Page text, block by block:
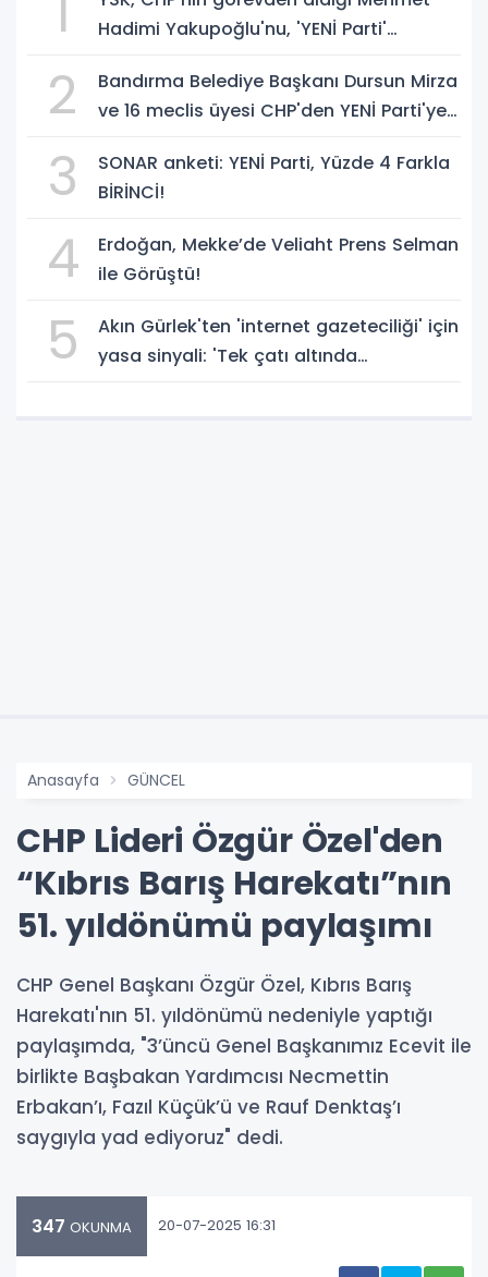
Hadimi Yakupoğlu'nu, 'YENİ Parti'
2
Bandırma Belediye Başkanı Dursun Mirza
ve 16 meclis üyesi CHP'den YENİ Parti'ye
3
SONAR anketi: YENİ Parti, Yüzde 4 Farkla
BİRİNCİ!
4
Erdoğan, Mekke’de Veliaht Prens Selman
ile Görüştü!
5
Akın Gürlek'ten 'internet gazeteciliği' için
yasa sinyali: 'Tek çatı altında
Anasayfa GÜNCEL
CHP Lideri Özgür Özel'den
“Kıbrıs Barış Harekatı”nın
51. yıldönümü paylaşımı
CHP Genel Başkanı Özgür Özel, Kıbrıs Barış
Harekatı'nın 51. yıldönümü nedeniyle yaptığı
paylaşımda, "3’üncü Genel Başkanımız Ecevit ile
birlikte Başbakan Yardımcısı Necmettin
Erbakan’ı, Fazıl Küçük’ü ve Rauf Denktaş’ı
saygıyla yad ediyoruz" dedi.
347 OKUNMA 20-07-2025 16:31